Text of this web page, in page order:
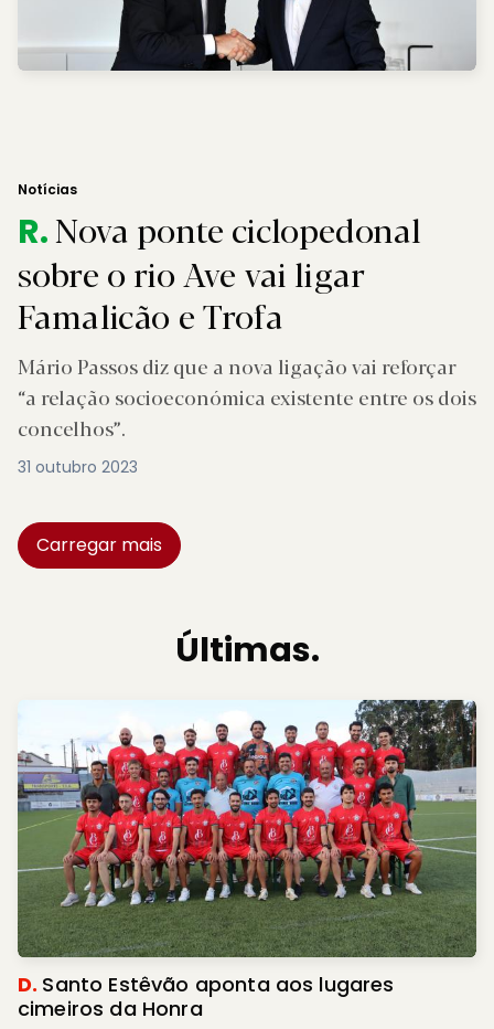
Notícias
R.Nova ponte ciclopedonal
sobre o rio Ave vai ligar
Famalicão e Trofa
Mário Passos diz que a nova ligação vai reforçar
“a relação socioeconómica existente entre os dois
concelhos”.
31 outubro 2023
Carregar mais
Últimas.
D. Santo Estêvão aponta aos lugares
cimeiros da Honra